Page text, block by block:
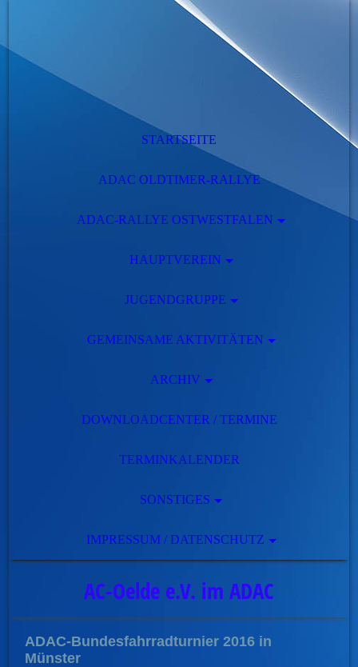
STARTSEITE
ADAC OLDTIMER-RALLYE
ADAC-RALLYE OSTWESTFALEN
HAUPTVEREIN
JUGENDGRUPPE
GEMEINSAME AKTIVITÄTEN
ARCHIV
DOWNLOADCENTER / TERMINE
TERMINKALENDER
SONSTIGES
IMPRESSUM / DATENSCHUTZ
AC-Oelde e.V. im ADAC
ADAC-Bundesfahrradturnier 2016 in
Münster